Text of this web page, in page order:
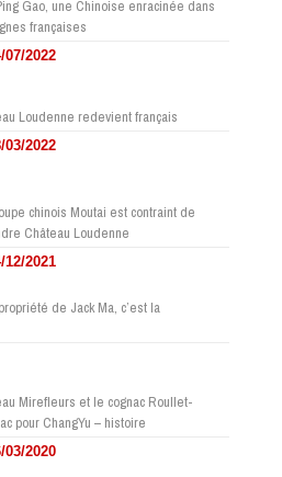
Gao, une Chinoise enracinée dans
françaises
07/2022
Loudenne redevient français
03/2022
chinois Moutai est contraint de
Château Loudenne
12/2021
de Jack Ma, c’est la
Mirefleurs et le cognac Roullet-
pour ChangYu – histoire
03/2020